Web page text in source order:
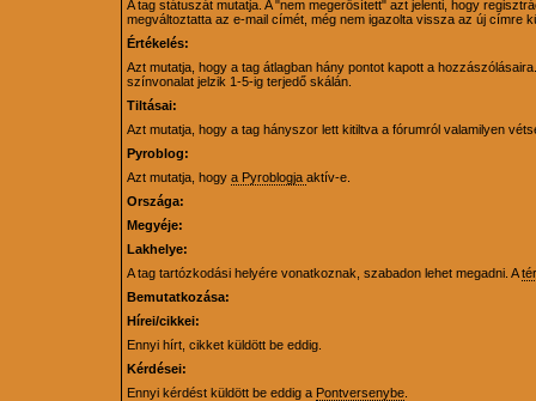
A tag státuszát mutatja. A "nem megerősített" azt jelenti, hogy
megváltoztatta az e-mail címét, még nem igazolta vissza az új címre
Értékelés:
Azt mutatja, hogy a tag átlagban hány pontot kapott a
színvonalat jelzik 1-5-ig terjedő skálán.
Tiltásai:
Azt mutatja, hogy a tag hányszor lett kitiltva a fórumról valamilyen
Pyroblog:
Azt mutatja, hogy a Pyroblogja aktív-e.
Országa:
Megyéje:
Lakhelye:
A tag tartózkodási helyére vonatkoznak, szabadon lehet megadni. A
Bemutatkozása:
Hírei/cikkei:
Ennyi hírt, cikket küldött be eddig.
Kérdései:
Ennyi kérdést küldött be eddig a Pontversenybe.